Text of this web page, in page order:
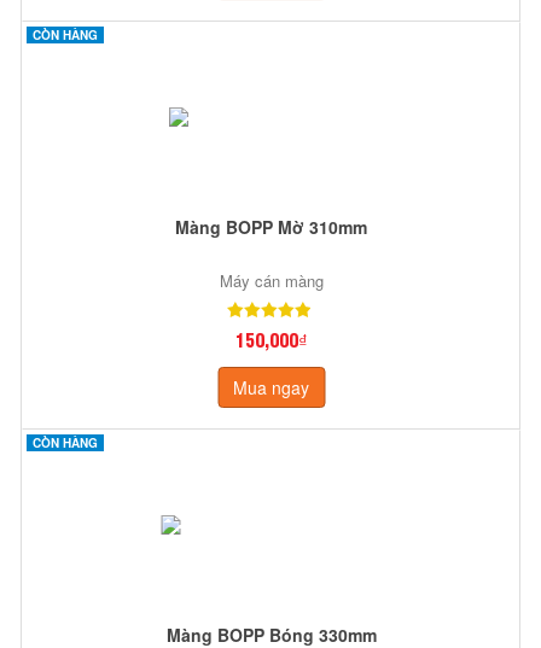
CÒN HÀNG
Màng BOPP Mờ 310mm
Máy cán màng
150,000₫
Mua ngay
CÒN HÀNG
Màng BOPP Bóng 330mm